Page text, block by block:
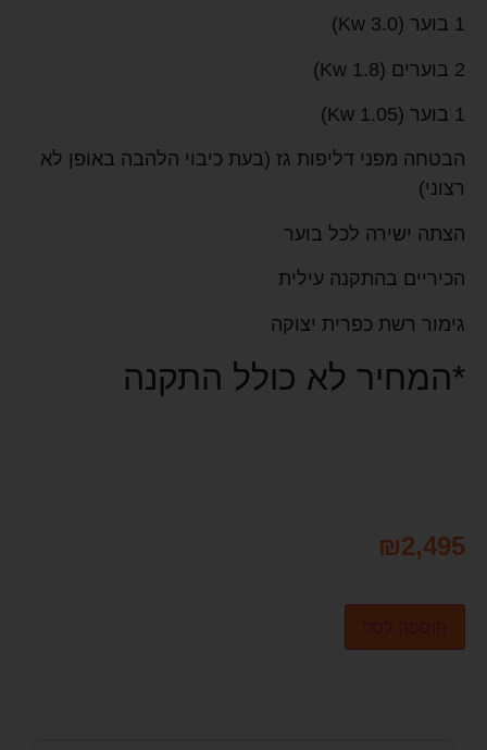
1 בוער (3.0 Kw)
2 בוערים (1.8 Kw)
1 בוער (1.05 Kw)
הבטחה מפני דליפות גז (בעת כיבוי הלהבה באופן לא
רצוני)
הצתה ישירה לכל בוער
הכיריים בהתקנה עילית
גימור רשת כפרית יצוקה
*המחיר לא כולל התקנה
₪2,495